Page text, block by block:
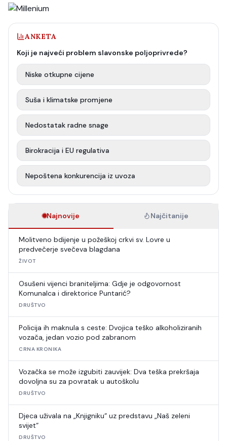
ANKETA
Koji je najveći problem slavonske poljoprivrede?
Niske otkupne cijene
Suša i klimatske promjene
Nedostatak radne snage
Birokracija i EU regulativa
Nepoštena konkurencija iz uvoza
Najnovije Najčitanije
Molitveno bdijenje u požeškoj crkvi sv. Lovre u
predvečerje svečeva blagdana
ŽIVOT
Osušeni vijenci braniteljima: Gdje je odgovornost
Komunalca i direktorice Puntarić?
DRUŠTVO
Policija ih maknula s ceste: Dvojica teško alkoholiziranih
vozača, jedan vozio pod zabranom
CRNA KRONIKA
Vozačka se može izgubiti zauvijek: Dva teška prekršaja
dovoljna su za povratak u autoškolu
DRUŠTVO
Djeca uživala na „Knjigniku“ uz predstavu „Naš zeleni
svijet“
DRUŠTVO